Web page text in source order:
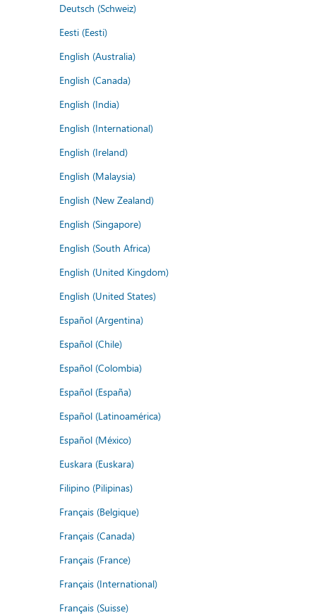
Deutsch (Schweiz)
Eesti (Eesti)
English (Australia)
English (Canada)
English (India)
English (International)
English (Ireland)
English (Malaysia)
English (New Zealand)
English (Singapore)
English (South Africa)
English (United Kingdom)
English (United States)
Español (Argentina)
Español (Chile)
Español (Colombia)
Español (España)
Español (Latinoamérica)
Español (México)
Euskara (Euskara)
Filipino (Pilipinas)
Français (Belgique)
Français (Canada)
Français (France)
Français (International)
Français (Suisse)